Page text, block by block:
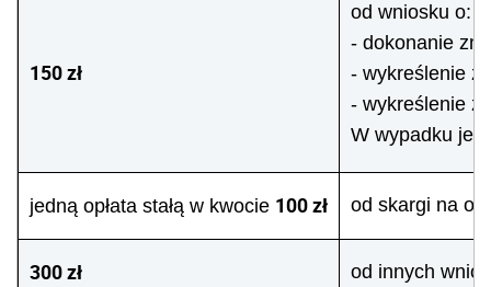
150 zł
od wniosku o:
- dokonanie
- wykreślenie z
- wykreślenie z
W wypadku
jedną opłata stałą w kwocie 100 zł od skargi na
300 zł od innych